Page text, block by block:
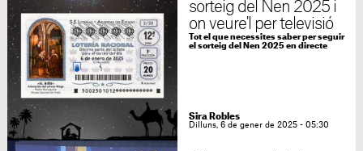
sorteig del Nen 2025 i
on veure'l per televisió
Tot el que necessites saber per seguir
el sorteig del Nen 2025 en directe
Sira Robles
Dilluns, 6 de gener de 2025 - 05:30